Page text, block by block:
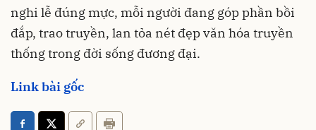
nghi lễ đúng mực, mỗi người đang góp phần bồi
đắp, trao truyền, lan tỏa nét đẹp văn hóa truyền
thống trong đời sống đương đại.
Link bài gốc